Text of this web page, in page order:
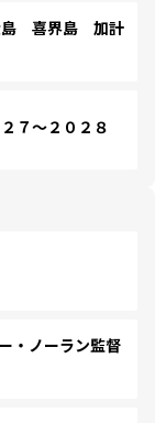
島 喜界島 加計
７～２０２８
・ノーラン監督